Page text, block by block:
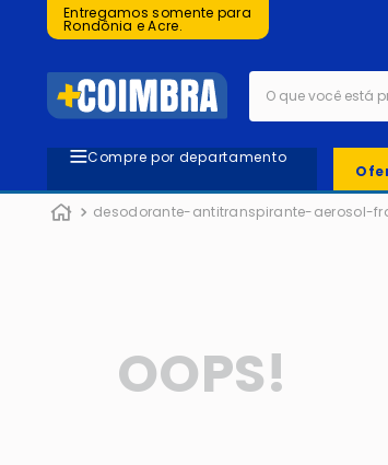
Entregamos somente para
Rondônia e Acre.
O que você está
Compre por departamento
desodorante-antitranspirante-aerosol-
OOPS!